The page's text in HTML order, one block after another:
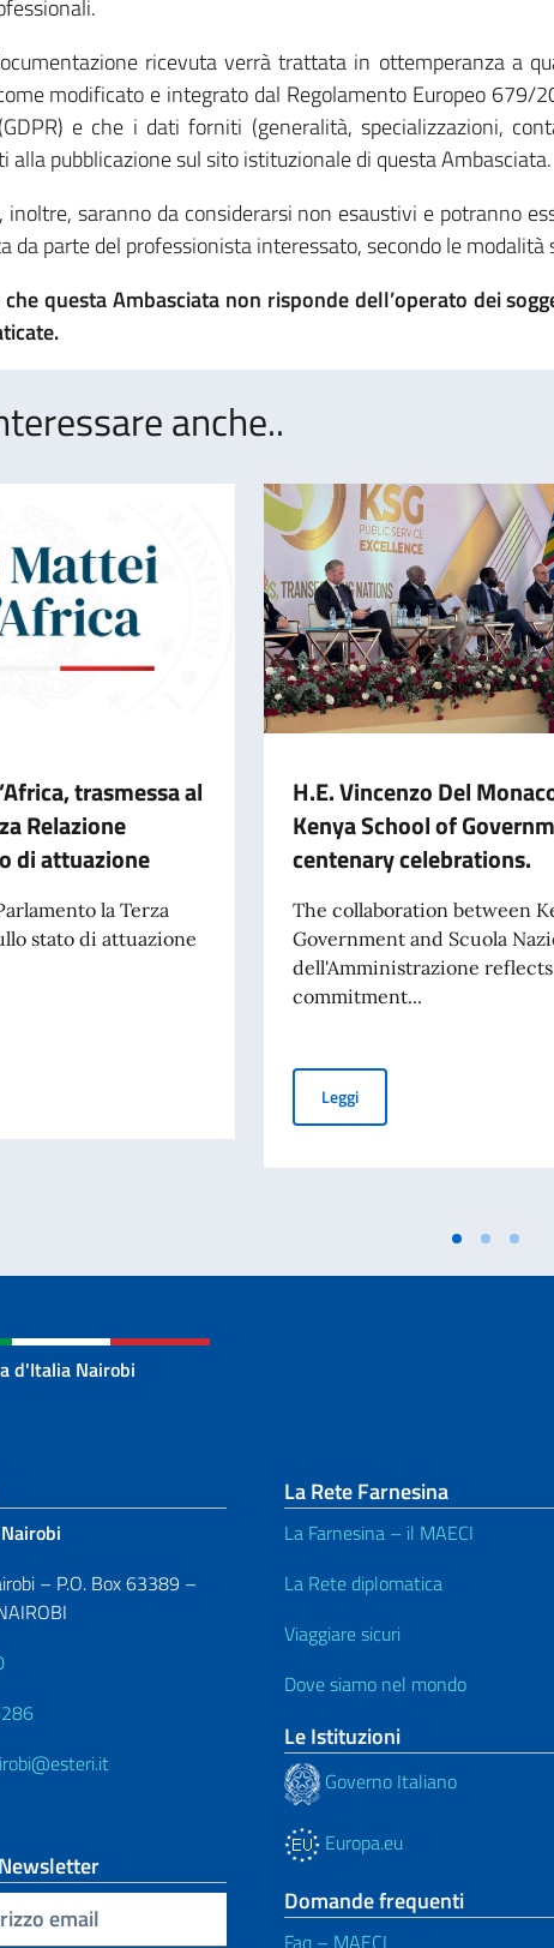
ricevuta verrà trattata in ottemperanza a
modificato e integrato dal Regolamento Europeo 679/
e che i dati forniti (generalità, specializzazioni,
pubblicazione sul sito istituzionale di questa Ambasciata.
inoltre, saranno da considerarsi non esaustivi e potranno
da parte del professionista interessato, secondo le modalità
questa Ambasciata non risponde dell’operato dei
anche..
trasmessa al
Relazione
di attuazione
la Terza
stato di attuazione
trasmessa al Parlamento la Terza Relazione annuale sullo stato di
H.E. Vincenzo Del
Kenya School of
centenary celebrations.
The collaboration between
Government and Scuola
dell'Amministrazione
commitment...
LeggiH.E. Vincenzo Del Monaco
d'Italia Nairobi
– P.O. Box 63389 –
La Rete Farnesina
La Farnesina – il MAECI
La Rete diplomatica
Viaggiare sicuri
Dove siamo nel mondo
Le Istituzioni
Governo Italiano
Europa.eu
Domande frequenti
Faq – MAECI